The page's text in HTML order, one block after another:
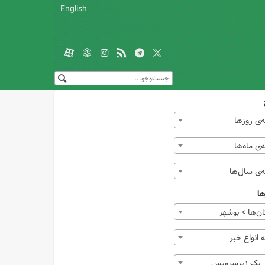
English
روزها
ماه‌ها
سال‌ها
> بوشهر
انواع خبر